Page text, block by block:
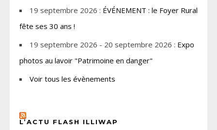
19 septembre 2026 : ÉVÉNEMENT : le Foyer Rural
fête ses 30 ans !
19 septembre 2026 - 20 septembre 2026 : Expo
photos au lavoir "Patrimoine en danger"
Voir tous les évènements
L’ACTU FLASH ILLIWAP